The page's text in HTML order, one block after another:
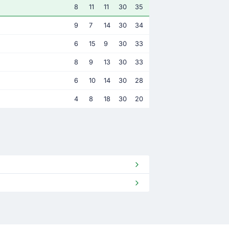
8 11 11 30 35
9 7 14 30 34
6 15 9 30 33
8 9 13 30 33
6 10 14 30 28
4 8 18 30 20